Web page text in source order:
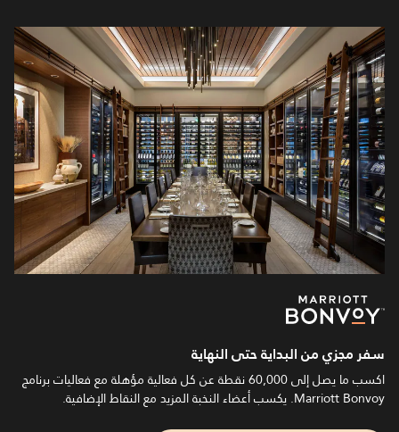
سفر مجزي من البداية حتى النهاية
اكسب ما يصل إلى 60,000 نقطة عن كل فعالية مؤهلة مع فعاليات برنامج
Marriott Bonvoy. يكسب أعضاء النخبة المزيد مع النقاط الإضافية.